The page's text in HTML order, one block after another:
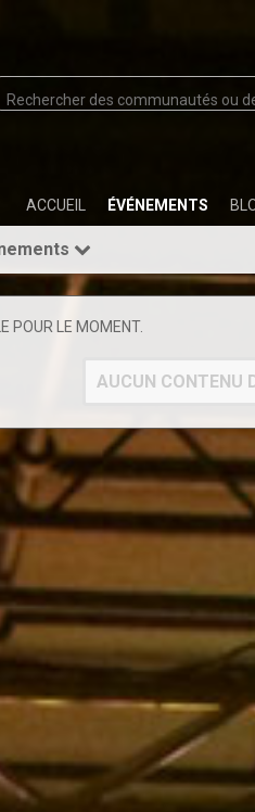
ACCUEIL ÉVÉNEMENTS
POUR LE MOMENT.
AUCUN CONTENU